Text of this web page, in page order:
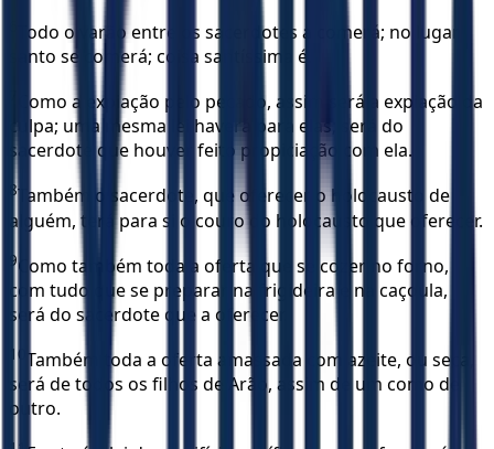
Todo o varão entre os sacerdotes a comerá; no lugar
santo se comerá; coisa santíssima é.
Como a expiação pelo pecado, assim será a expiação da
culpa; uma mesma lei haverá para elas; será do
sacerdote que houver feito propiciação com ela.
8Também o sacerdote, que oferecer o holocausto de
alguém, terá para si o couro do holocausto que oferecer.
9Como também toda a oferta que se cozer no forno,
com tudo que se preparar na frigideira e na caçoula,
será do sacerdote que a oferecer.
10 Também toda a oferta amassada com azeite, ou seca,
será de todos os filhos de Arão, assim de um como de
outro.